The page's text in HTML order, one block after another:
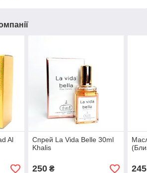
Al
Спрей La Vida Belle 30ml
Khalis
250₴ 245